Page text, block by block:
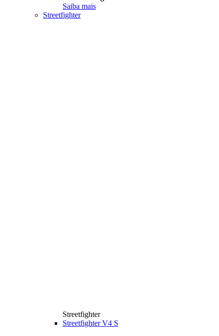
Saiba mais
Streetfighter
Streetfighter
Streetfighter V4 S